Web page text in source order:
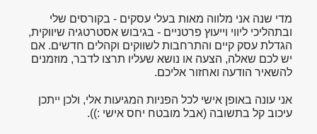
מדי שנה אני מלווה מאות בעלי עסקים - בקורסים שלי
ובתהליכי ליווי וייעוץ פרטניים - בגיבוש אסטרטגיה שיווקית,
הגדלת עסק קיים והתרחבות לשווקים וקהלים חדשים. אם
יש לכם שאלה, הצעה או נושא שעליו תרצו לדבר, מוזמנים
להשאיר הודעה ואחזור אליכם.
אני עונה באופן אישי לכל הפניות המגיעות אלי, ולכן ייתכן
עיכוב קל בתשובה (אבל מובטח יחס אישי :)).